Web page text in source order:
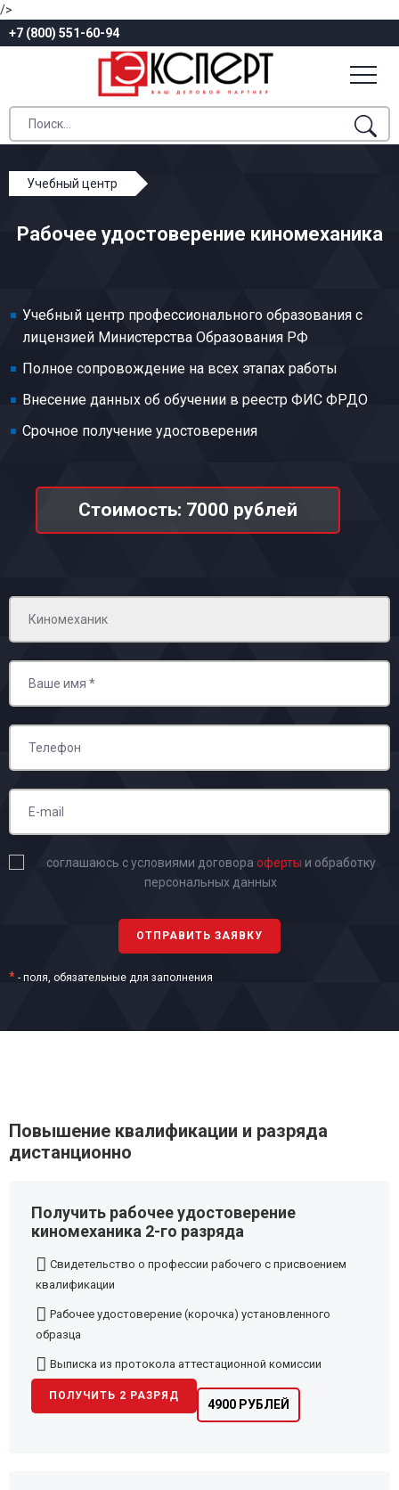
/>
+7 (800) 551-60-94
Учебный центр
Киносеть и кинопрокат
Киномеханик
Рабочее удостоверение киномеханика
Учебный центр профессионального образования с
лицензией Министерства Образования РФ
Полное сопровождение на всех этапах работы
Внесение данных об обучении в реестр ФИС ФРДО
Срочное получение удостоверения
Стоимость: 7000 рублей
соглашаюсь с условиями договора оферты и обработку
персональных данных
* - поля, обязательные для заполнения
Повышение квалификации и разряда
дистанционно
Получить рабочее удостоверение
киномеханика 2-го разряда
Свидетельство о профессии рабочего с присвоением
квалификации
Рабочее удостоверение (корочка) установленного
образца
Выписка из протокола аттестационной комиссии
4900 РУБЛЕЙ
ПОЛУЧИТЬ 2 РАЗРЯД